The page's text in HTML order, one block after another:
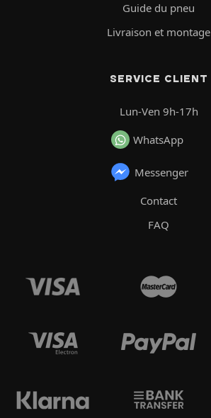
Guide du pneu
Livraison et montage
SERVICE CLIENT
Lun-Ven 9h-17h
WhatsApp
Messenger
Contact
FAQ